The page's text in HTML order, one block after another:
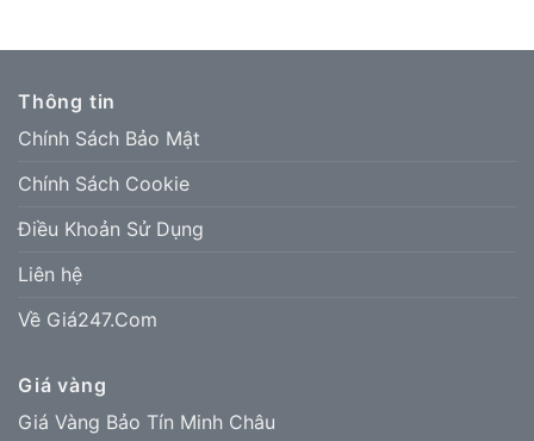
Thông tin
Chính Sách Bảo Mật
Chính Sách Cookie
Điều Khoản Sử Dụng
Liên hệ
Về Giá247.Com
Giá vàng
Giá Vàng Bảo Tín Minh Châu